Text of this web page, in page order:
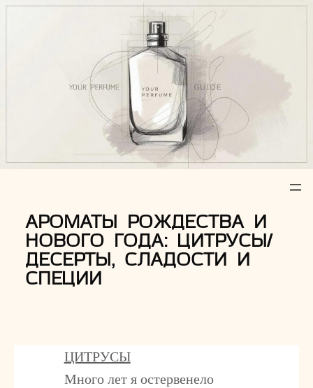
Z
АРОМАТЫ РОЖДЕСТВА И
НОВОГО ГОДА: ЦИТРУСЫ/
ДЕСЕРТЫ, СЛАДОСТИ И
СПЕЦИИ
ЦИТРУСЫ
Много лет я остервенело